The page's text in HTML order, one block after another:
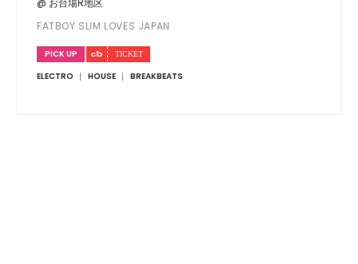
@ お台場R地区
FATBOY SLIM LOVES JAPAN
PICK UP
ELECTRO
HOUSE BREAKBEATS